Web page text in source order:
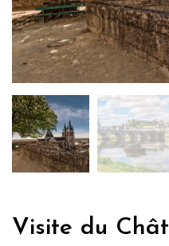
Visite du